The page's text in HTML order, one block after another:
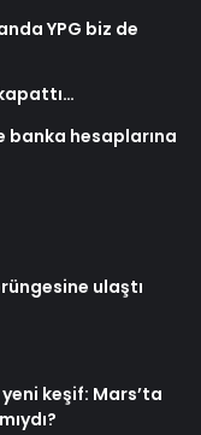
YPG biz de
banka hesaplarına
ulaştı
keşif: Mars’ta